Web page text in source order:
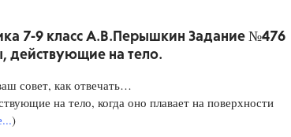
7-9 класс А.В.Перышкин Задание №476
действующие на тело.
совет, как отвечать…
на тело, когда оно плавает на поверхности
)